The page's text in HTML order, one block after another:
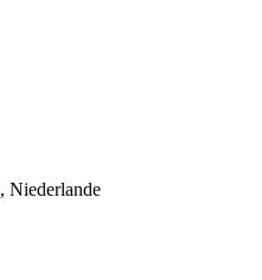
, Niederlande